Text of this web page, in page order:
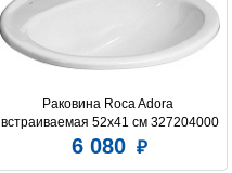
Раковина Roca Adora
встраиваемая 52x41 см 327204000
6 080